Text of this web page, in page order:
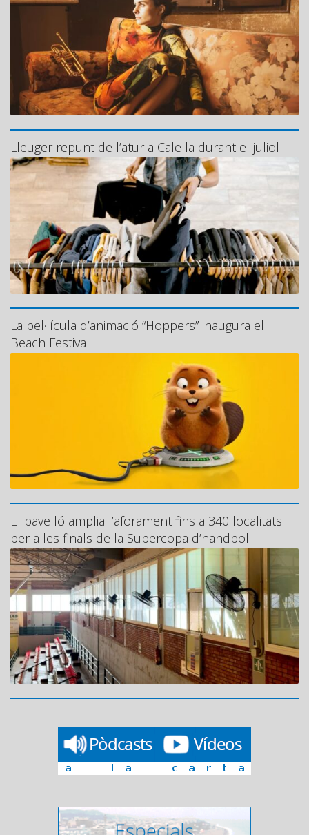
Lleuger repunt de l’atur a Calella durant el juliol
La pel·lícula d’animació “Hoppers” inaugura el
Beach Festival
El pavelló amplia l’aforament fins a 340 localitats
per a les finals de la Supercopa d’handbol